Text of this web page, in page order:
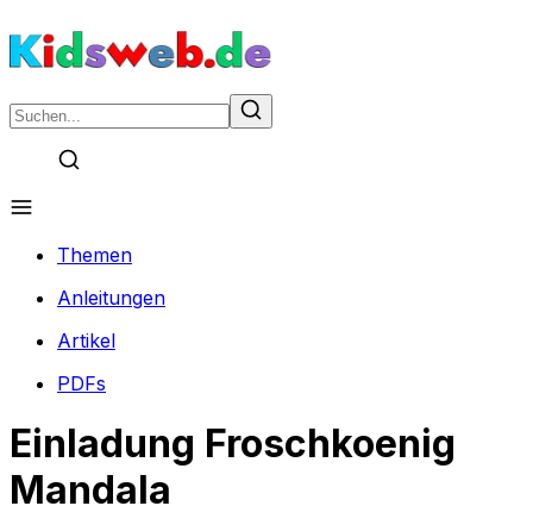
Themen
Anleitungen
Artikel
PDFs
Einladung Froschkoenig
Mandala